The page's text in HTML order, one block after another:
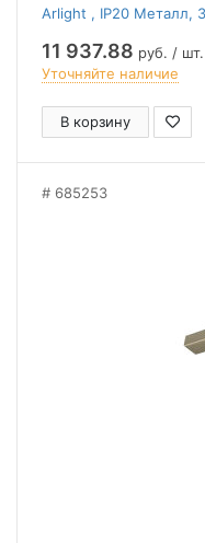
Arlight , IP20 Металл,
11 937.88 руб. / шт.
Уточняйте наличие
В корзину
685253